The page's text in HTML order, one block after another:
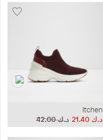
Itchen
د.ك‏ 42.00
د.ك‏ 21.40